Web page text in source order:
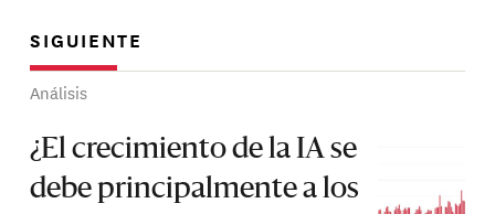
SIGUIENTE
Análisis
¿El crecimiento de la IA se
debe principalmente a los